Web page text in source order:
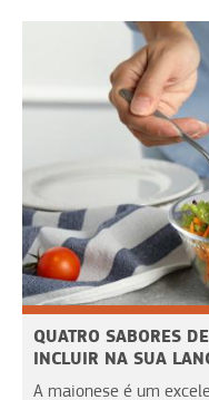
QUATRO SABORES
INCLUIR NA SUA
A maionese é um